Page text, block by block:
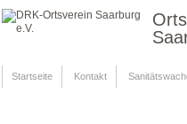
Startseite Kontakt